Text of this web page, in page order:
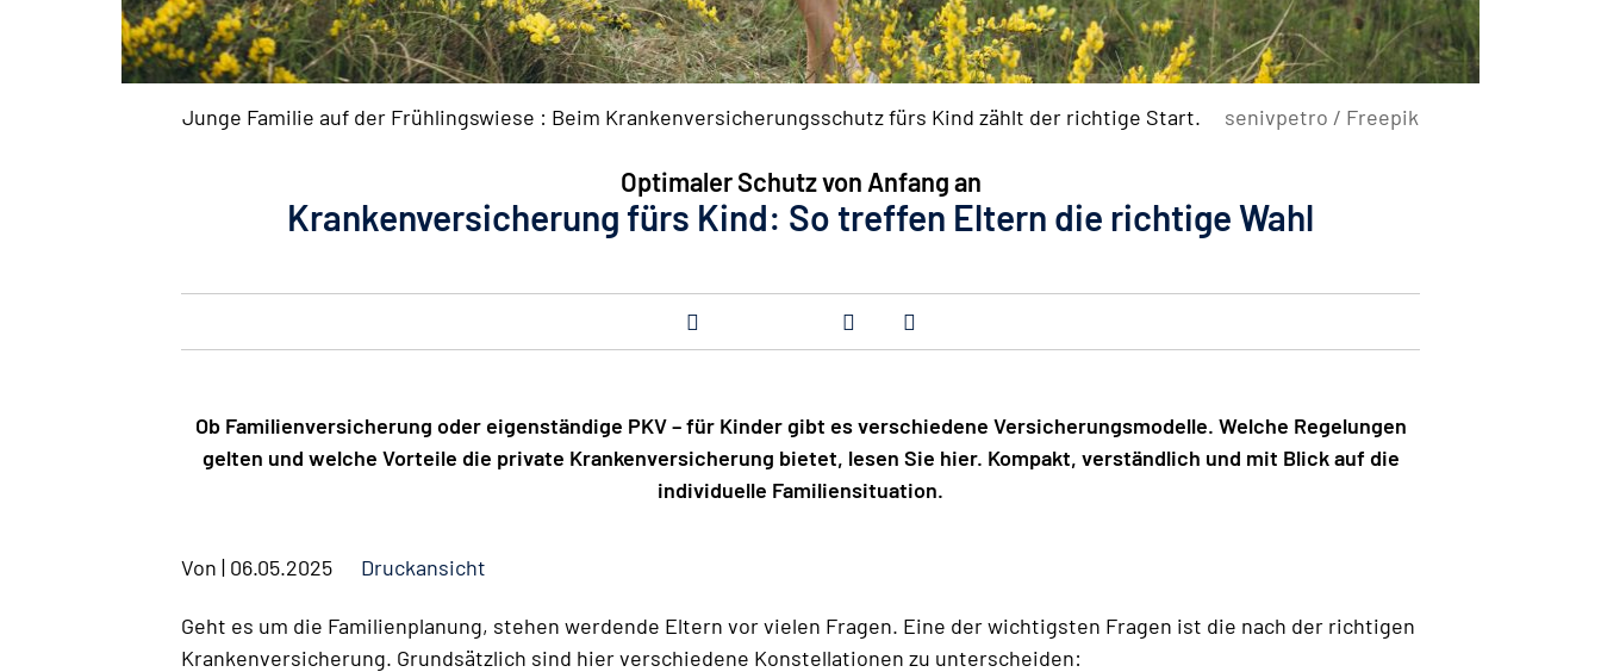
Junge Familie auf der Frühlingswiese : Beim Krankenversicherungsschutz fürs Kind zählt der richtige Start. senivpetro / Freepik
Optimaler Schutz von Anfang an
Krankenversicherung fürs Kind: So treffen Eltern die richtige Wahl
Ob Familienversicherung oder eigenständige PKV – für Kinder gibt es verschiedene Versicherungsmodelle. Welche Regelungen
gelten und welche Vorteile die private Krankenversicherung bietet, lesen Sie hier. Kompakt, verständlich und mit Blick auf die
individuelle Familiensituation.
Von | 06.05.2025 Druckansicht
Geht es um die Familienplanung, stehen werdende Eltern vor vielen Fragen. Eine der wichtigsten Fragen ist die nach der richtigen
Krankenversicherung. Grundsätzlich sind hier verschiedene Konstellationen zu unterscheiden: